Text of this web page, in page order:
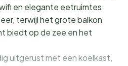
en elegante eetruimtes
terwijl het grote balkon
biedt op de zee en het
uitgerust met een koelkast,